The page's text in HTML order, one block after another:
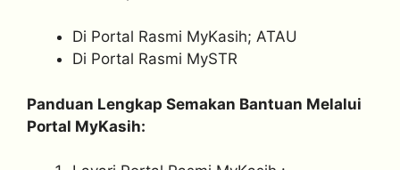
Di Portal Rasmi MyKasih; ATAU
Di Portal Rasmi MySTR
Panduan Lengkap Semakan Bantuan Melalui
Portal MyKasih: